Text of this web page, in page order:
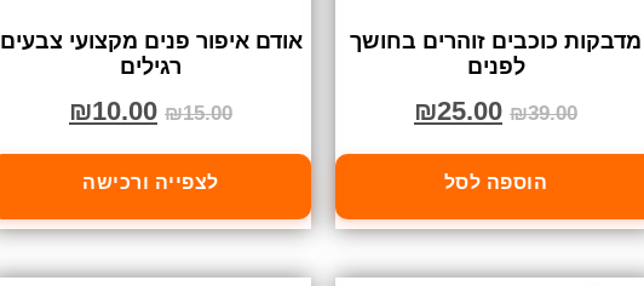
מדבקות כוכבים זוהרים בחושך
לפנים
₪39.00
₪25.00
הוספה לסל
אודם איפור פנים מקצועי צבעים
רגילים
₪15.00
₪10.00
לצפייה ורכישה